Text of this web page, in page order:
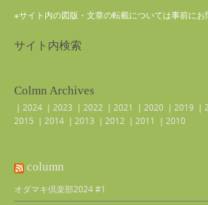
※サイト内の図版・文章の転載については事前に
サイト内検索
Colmn Archives
｜ 2024 ｜ 2023 ｜ 2022 ｜ 2021 ｜ 2020 ｜ 2019 ｜
2015 ｜ 2014 ｜ 2013 ｜ 2012 ｜ 2011 ｜ 2010
column
オダマキ倶楽部2024 #1